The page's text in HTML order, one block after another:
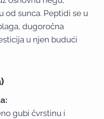
od sunca. Peptidi se u
dugoročna
u njen budući
gubi čvrstinu i